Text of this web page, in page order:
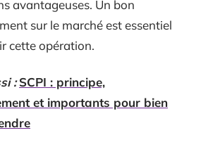
avantageuses. Un bon
sur le marché est essentiel
cette opération.
: SCPI : principe,
et importants pour bien